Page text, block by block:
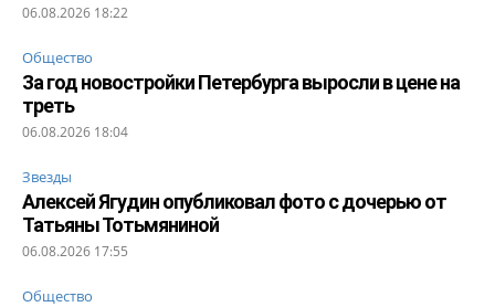
06.08.2026 18:22
Общество
За год новостройки Петербурга выросли в цене на
треть
06.08.2026 18:04
Звезды
Алексей Ягудин опубликовал фото с дочерью от
Татьяны Тотьмяниной
06.08.2026 17:55
Общество